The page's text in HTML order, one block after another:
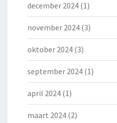
december 2024 (1)
november 2024 (3)
oktober 2024 (3)
september 2024 (1)
april 2024 (1)
maart 2024 (2)